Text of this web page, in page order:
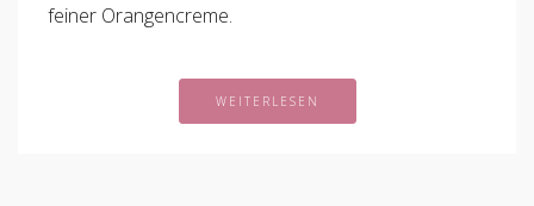
feiner Orangencreme.
WEITERLESEN